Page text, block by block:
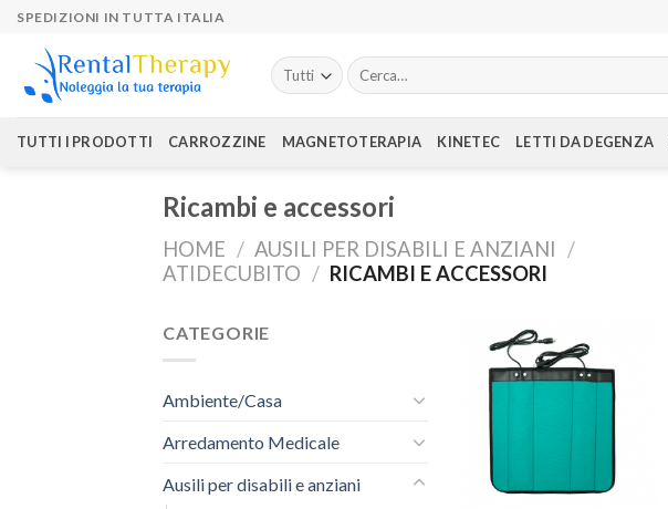
Skip
content
SPEDIZIONI IN TUTTA ITALIA
Cerca:
TUTTI I PRODOTTI CARROZZINE MAGNETOTERAPIA KINETEC LETTI DA DEGENZA
Ricambi e accessori
HOME / AUSILI PER DISABILI E ANZIANI /
ATIDECUBITO / RICAMBI E ACCESSORI
CATEGORIE
Ambiente/Casa
Arredamento Medicale
Ausili per disabili e anziani